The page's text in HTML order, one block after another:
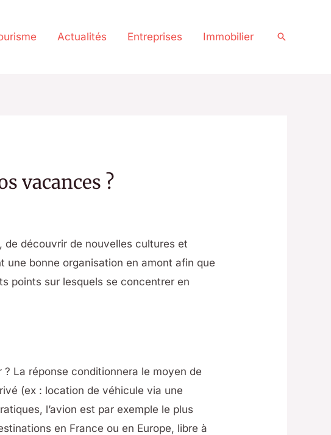
Actualités Entreprises Immobilier
vacances ?
découvrir de nouvelles cultures et
une bonne organisation en amont afin que
points sur lesquels se concentrer en
La réponse conditionnera le moyen de
(ex : location de véhicule via une
l’avion est par exemple le plus
en France ou en Europe, libre à